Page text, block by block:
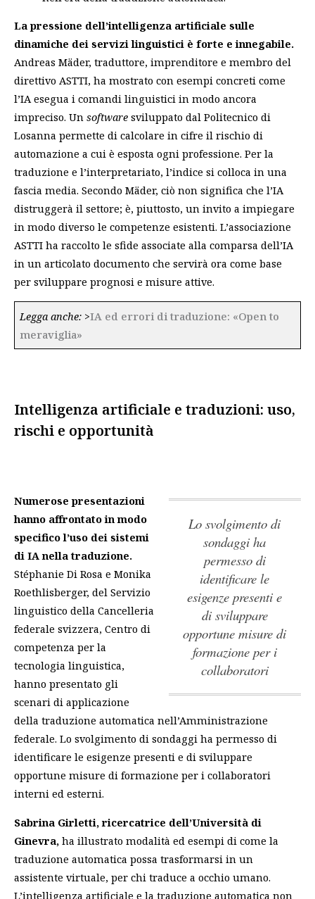
La pressione dell’intelligenza artificiale sulle
dinamiche dei servizi linguistici è forte e innegabile.
Andreas Mäder, traduttore, imprenditore e membro del
direttivo ASTTI, ha mostrato con esempi concreti come
l’IA esegua i comandi linguistici in modo ancora
impreciso. Un software sviluppato dal Politecnico di
Losanna permette di calcolare in cifre il rischio di
automazione a cui è esposta ogni professione. Per la
traduzione e l’interpretariato, l’indice si colloca in una
fascia media. Secondo Mäder, ciò non significa che l’IA
distruggerà il settore; è, piuttosto, un invito a impiegare
in modo diverso le competenze esistenti. L’associazione
ASTTI ha raccolto le sfide associate alla comparsa dell’IA
in un articolato documento che servirà ora come base
per sviluppare prognosi e misure attive.
Legga anche: >IA ed errori di traduzione: «Open to
meraviglia»
Intelligenza artificiale e traduzioni: uso,
rischi e opportunità
Lo svolgimento di
sondaggi ha
permesso di
identificare le
esigenze presenti e
di sviluppare
opportune misure di
formazione per i
collaboratori
Numerose presentazioni
hanno affrontato in modo
specifico l’uso dei sistemi
di IA nella traduzione.
Stéphanie Di Rosa e Monika
Roethlisberger, del Servizio
linguistico della Cancelleria
federale svizzera, Centro di
competenza per la
tecnologia linguistica,
hanno presentato gli
scenari di applicazione
della traduzione automatica nell’Amministrazione
federale. Lo svolgimento di sondaggi ha permesso di
identificare le esigenze presenti e di sviluppare
opportune misure di formazione per i collaboratori
interni ed esterni.
Sabrina Girletti, ricercatrice dell’Università di
Ginevra, ha illustrato modalità ed esempi di come la
traduzione automatica possa trasformarsi in un
assistente virtuale, per chi traduce a occhio umano.
L’intelligenza artificiale e la traduzione automatica non